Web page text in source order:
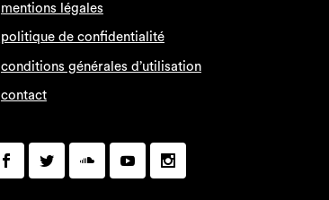
mentions légales
politique de confidentialité
conditions générales d’utilisation
contact